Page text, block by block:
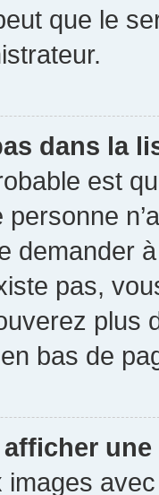
que le
dans la
est
personne
demander
pas,
plus
bas de